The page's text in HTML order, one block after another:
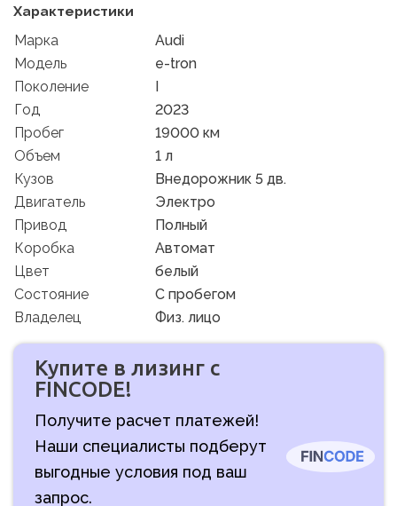
Характеристики
Марка
Audi
Модель
e-tron
Поколение
I
Год
2023
Пробег
19000 км
Объем
1 л
Кузов
Внедорожник 5 дв.
Двигатель
Электро
Привод
Полный
Коробка
Автомат
Цвет
белый
Состояние
C пробегом
Владелец
Физ. лицо
Купите в лизинг с
FINCODE!
Получите расчет платежей!
Наши специалисты подберут
выгодные условия под ваш
запрос.